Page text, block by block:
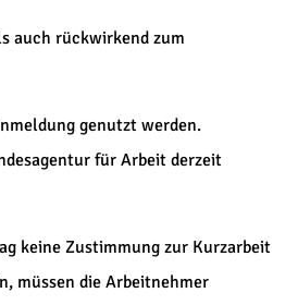
auch rückwirkend zum
genutzt werden.
für Arbeit derzeit
keine Zustimmung zur Kurzarbeit
müssen die Arbeitnehmer